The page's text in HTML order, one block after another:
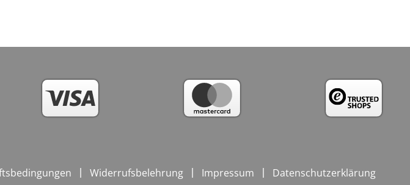
Widerrufsbelehrung Impressum Datenschutzerklärung